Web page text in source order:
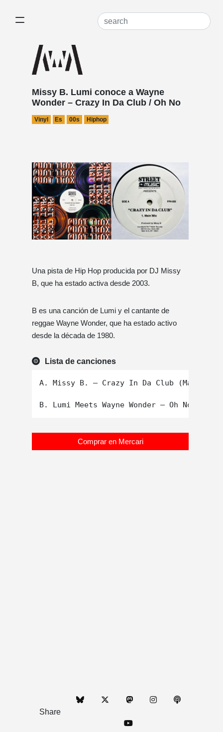
Missy B. Lumi conoce a Wayne
Wonder – Crazy In Da Club / Oh No
Vinyl Es 00s Hiphop
Una pista de Hip Hop producida por DJ Missy
B, que ha estado activa desde 2003.
B es una canción de Lumi y el cantante de
reggae Wayne Wonder, que ha estado activo
desde la década de 1980.
Lista de canciones
A. Missy B. – Crazy In Da Club (Main Mix)
Comprar en Mercari
Share